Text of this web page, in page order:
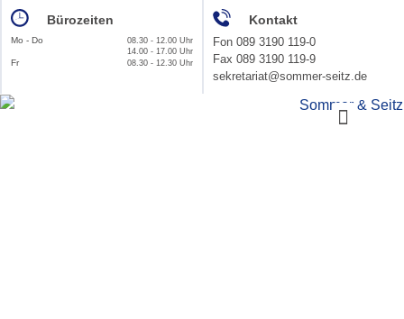
Bürozeiten
Mo - Do
08.30 - 12.00 Uhr
14.00 - 17.00 Uhr
Fr 08.30 - 12.30 Uhr
Kontakt
Fon 089 3190 119-0
Fax 089 3190 119-9
sekretariat@sommer-seitz.de